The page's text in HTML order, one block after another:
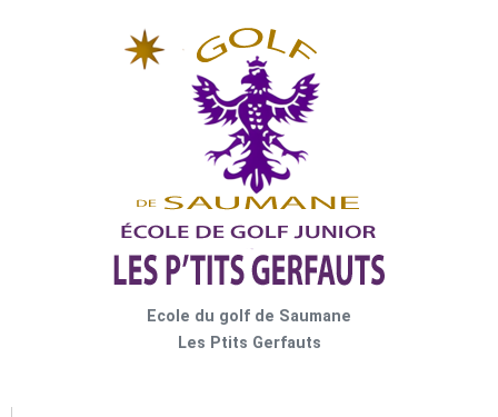
Ecole du golf de Saumane
Les Ptits Gerfauts